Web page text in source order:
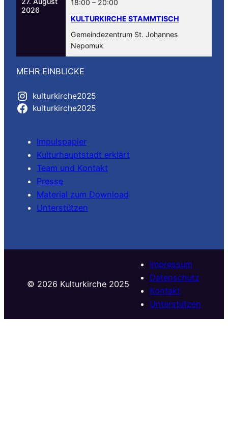
2026
18:00 –20:00
KULTURKIRCHE STAMMTISCH
Gemeindezentrum St. Johannes
Nepomuk
MEHR EINBLICKE
kulturkirche2025
kulturkirche2025
Impulspapier
Kulturhauptstadt erklärt
Team und Kontakt
Presse
Material zum Download
Unterstützen
©️ 2026 Kulturkirche 2025
Impressum
Datenschutz
Kontakt
Unterstützen